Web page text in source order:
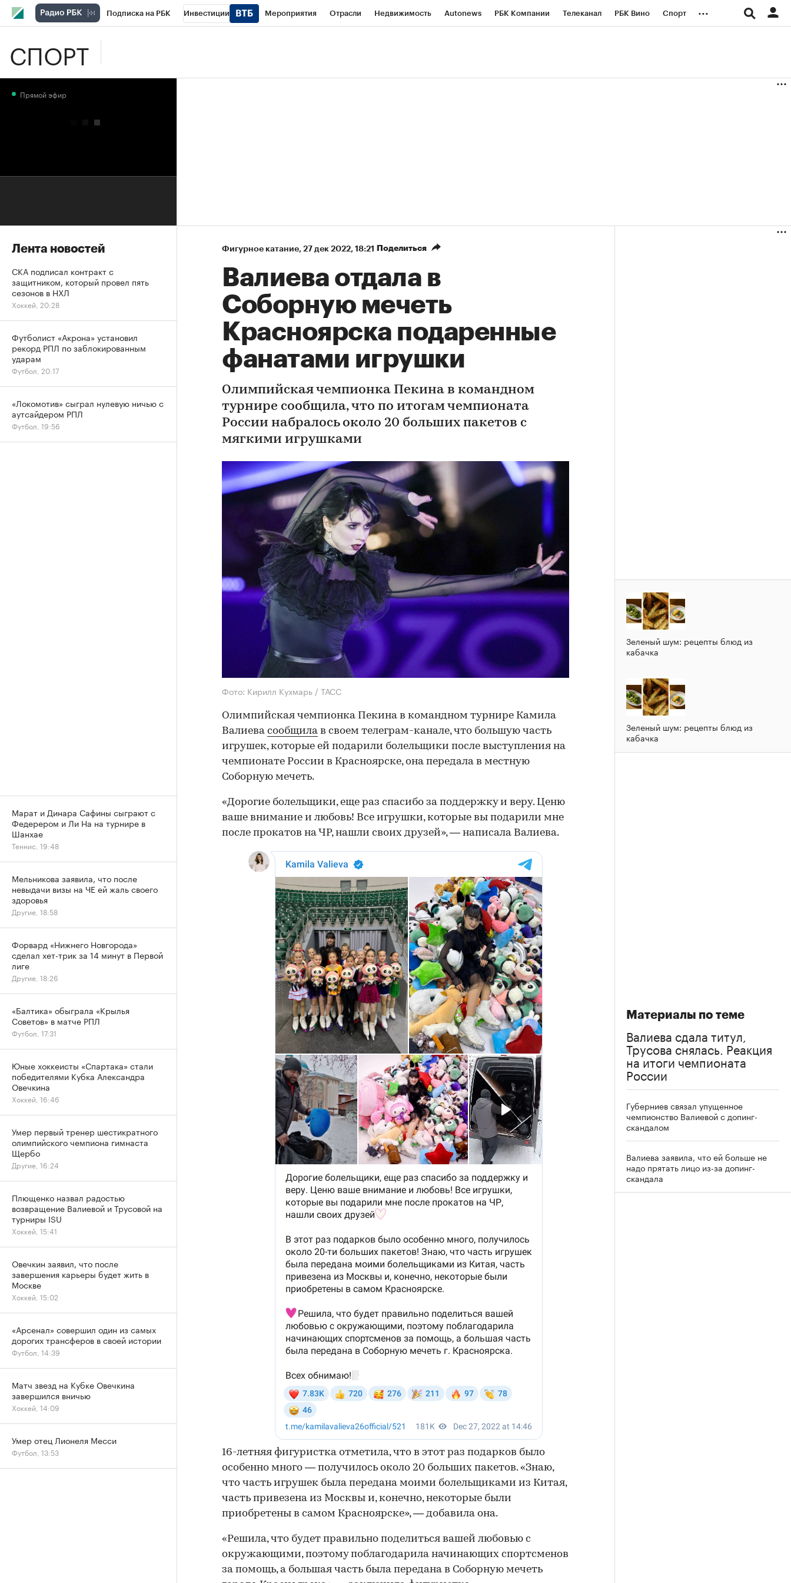
Подписка на РБК Инвестиции Мероприятия Отрасли Недвижимость Autonews РБК Компании Телеканал РБК Вино Спорт ...
СПОРТ
Фигурное катание⁠, 27 дек 2022, 18:21 Поделиться
Валиева отдала в
Соборную мечеть
Красноярска подаренные
фанатами игрушки
Олимпийская чемпионка Пекина в командном
турнире сообщила, что по итогам чемпионата
России набралось около 20 больших пакетов с
мягкими игрушками
Фото: Кирилл Кухмарь / ТАСС
Олимпийская чемпионка Пекина в командном турнире Камила
Валиева сообщила в своем телеграм-канале, что большую часть
игрушек, которые ей подарили болельщики после выступления на
чемпионате России в Красноярске, она передала в местную
Соборную мечеть.
«Дорогие болельщики, еще раз спасибо за поддержку и веру. Ценю
ваше внимание и любовь! Все игрушки, которые вы подарили мне
после прокатов на ЧР, нашли своих друзей», — написала Валиева.
16-летняя фигуристка отметила, что в этот раз подарков было
особенно много — получилось около 20 больших пакетов. «Знаю,
что часть игрушек была передана моими болельщиками из Китая,
часть привезена из Москвы и, конечно, некоторые были
приобретены в самом Красноярске», — добавила она.
«Решила, что будет правильно поделиться вашей любовью с
окружающими, поэтому поблагодарила начинающих спортсменов
за помощь, а большая часть была передана в Соборную мечеть
Зеленый шум: рецепты блюд из
кабачка
Зеленый шум: рецепты блюд из
кабачка
Материалы по теме
Валиева сдала титул,
Трусова снялась. Реакция
на итоги чемпионата
России
Губерниев связал упущенное
чемпионство Валиевой с допинг-
скандалом
Валиева заявила, что ей больше не
надо прятать лицо из-за допинг-
скандала
Прямой эфир
Лента новостей
СКА подписал контракт с
защитником, который провел пять
сезонов в НХЛ
Хоккей, 20:28
Футболист «Акрона» установил
рекорд РПЛ по заблокированным
ударам
Футбол, 20:17
«Локомотив» сыграл нулевую ничью с
аутсайдером РПЛ
Футбол, 19:56
Марат и Динара Сафины сыграют с
Федерером и Ли На на турнире в
Шанхае
Теннис, 19:48
Мельникова заявила, что после
невыдачи визы на ЧЕ ей жаль своего
здоровья
Другие, 18:58
Форвард «Нижнего Новгорода»
сделал хет-трик за 14 минут в Первой
лиге
Другие, 18:26
«Балтика» обыграла «Крылья
Советов» в матче РПЛ
Футбол, 17:31
Юные хоккеисты «Спартака» стали
победителями Кубка Александра
Овечкина
Хоккей, 16:46
Умер первый тренер шестикратного
олимпийского чемпиона гимнаста
Щербо
Другие, 16:24
Плющенко назвал радостью
возвращение Валиевой и Трусовой на
турниры ISU
Хоккей, 15:41
Овечкин заявил, что после
завершения карьеры будет жить в
Москве
Хоккей, 15:02
«Арсенал» совершил один из самых
дорогих трансферов в своей истории
Футбол, 14:39
Матч звезд на Кубке Овечкина
завершился вничью
Хоккей, 14:09
Умер отец Лионеля Месси
Футбол, 13:53